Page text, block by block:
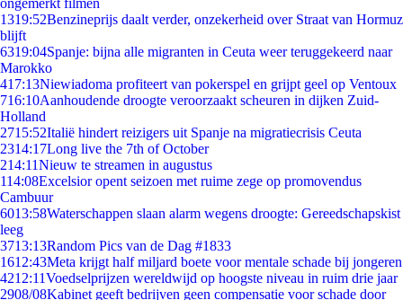
ongemerkt filmen
1319:52Benzineprijs daalt verder, onzekerheid over Straat van Hormuz
blijft
6319:04Spanje: bijna alle migranten in Ceuta weer teruggekeerd naar
Marokko
417:13Niewiadoma profiteert van pokerspel en grijpt geel op Ventoux
716:10Aanhoudende droogte veroorzaakt scheuren in dijken Zuid-
Holland
2715:52Italië hindert reizigers uit Spanje na migratiecrisis Ceuta
2314:17Long live the 7th of October
214:11Nieuw te streamen in augustus
114:08Excelsior opent seizoen met ruime zege op promovendus
Cambuur
6013:58Waterschappen slaan alarm wegens droogte: Gereedschapskist
leeg
3713:13Random Pics van de Dag #1833
1612:43Meta krijgt half miljard boete voor mentale schade bij jongeren
4212:11Voedselprijzen wereldwijd op hoogste niveau in ruim drie jaar
2908/08Kabinet geeft bedrijven geen compensatie voor schade door